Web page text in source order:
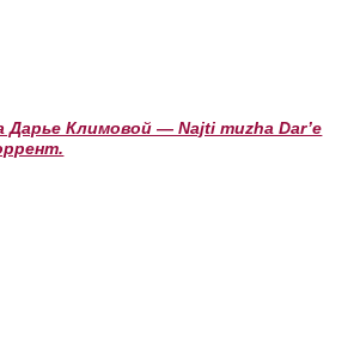
Климовой — Najti muzha Dar’e